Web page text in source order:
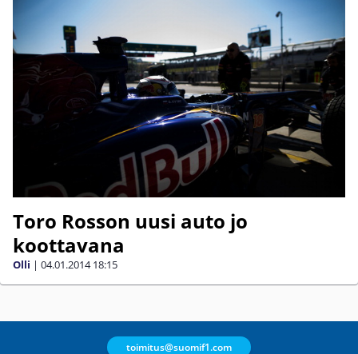
Toro Rosson uusi auto jo
koottavana
Olli | 04.01.2014 18:15
toimitus@suomif1.com